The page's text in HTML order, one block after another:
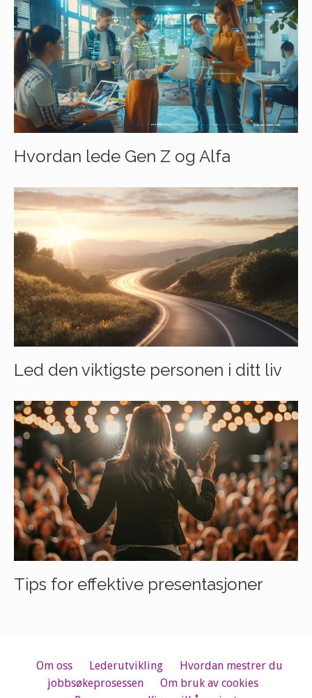
Hvordan lede Gen Z og Alfa
Led den viktigste personen i ditt liv
Tips for effektive presentasjoner
Om oss Lederutvikling
Hvordan mestrer du
jobbsøkeprosessen
Om bruk av cookies